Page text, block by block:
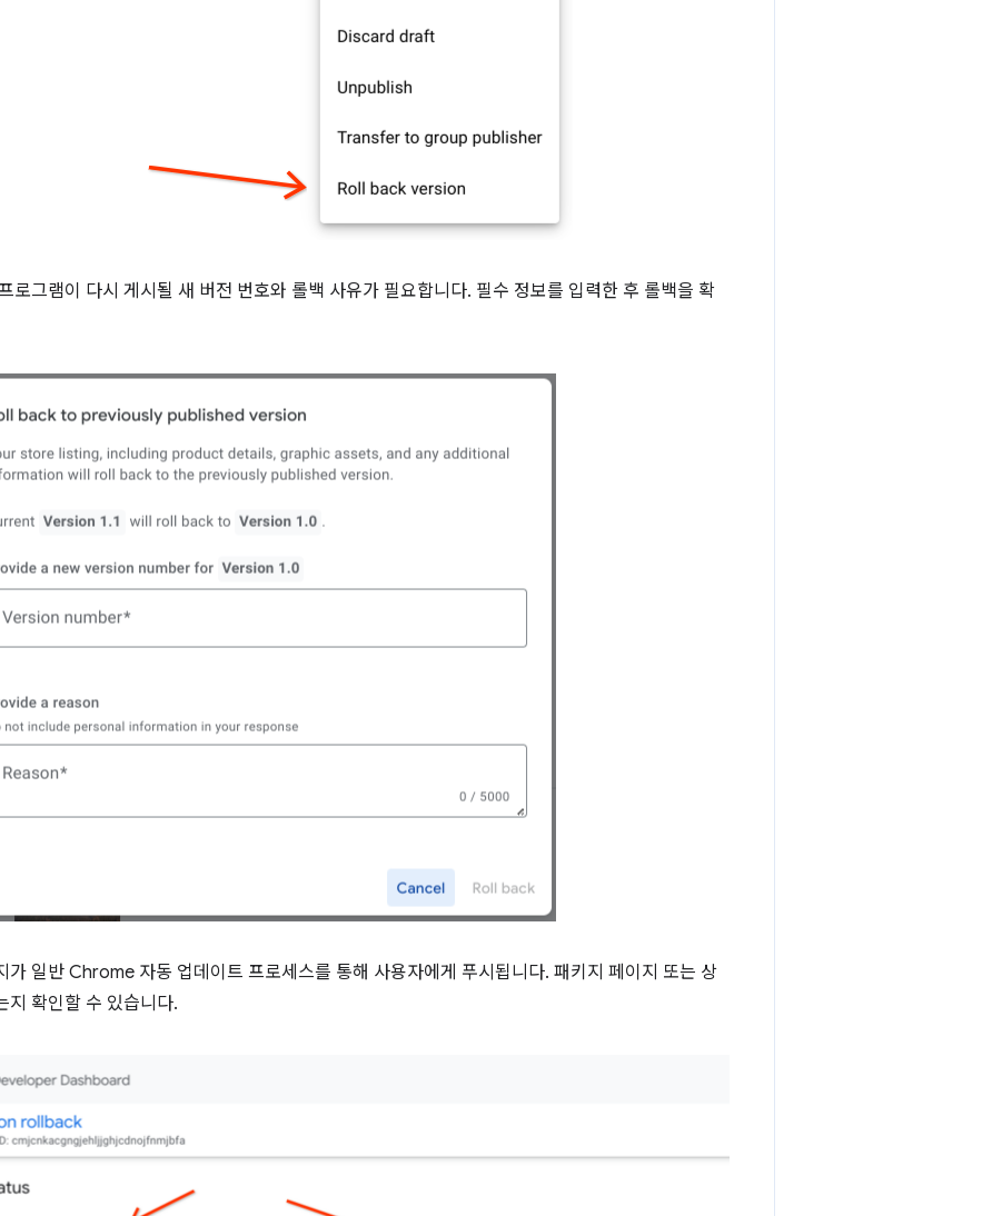
로그램이 다시 게시될 새 버전 번호와 롤백 사유가 필요합니다. 필수 정보를 입력한 후 롤백을 확
가 일반 Chrome 자동 업데이트 프로세스를 통해 사용자에게 푸시됩니다. 패키지 페이지 또는 상
지 확인할 수 있습니다.